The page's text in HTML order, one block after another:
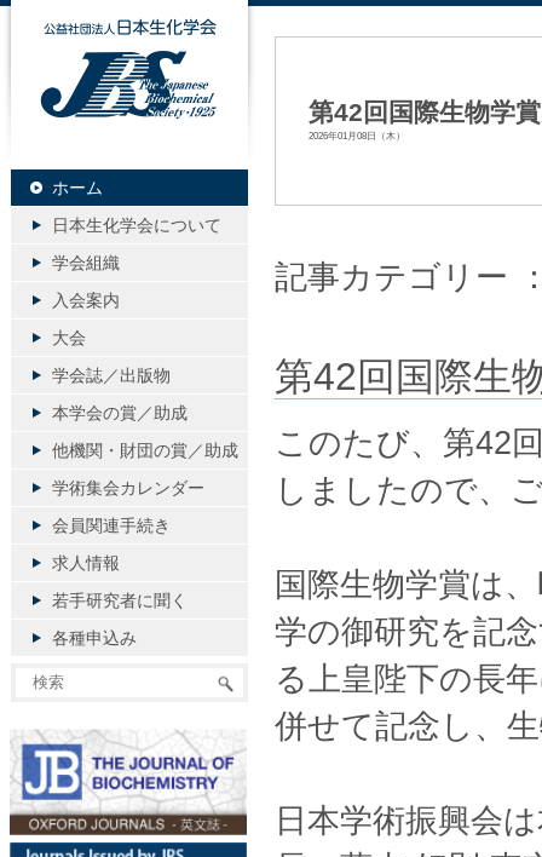
第42回国際生物学
2026年01月08日（木）
記事カテゴリー
第42回国際生
このたび、第42
しましたので、
国際生物学賞は
学の御研究を記
る上皇陛下の長
併せて記念し、
日本学術振興会
公益社団法人日本生化学会
ホーム
日本生化学会について
学会組織
入会案内
大会
学会誌／出版物
本学会の賞／助成
他機関・財団の賞／助成
学術集会カレンダー
会員関連手続き
求人情報
若手研究者に聞く
各種申込み